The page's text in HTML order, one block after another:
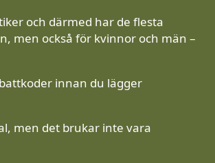
och därmed har de flesta
men också för kvinnor och män –
innan du lägger
men det brukar inte vara